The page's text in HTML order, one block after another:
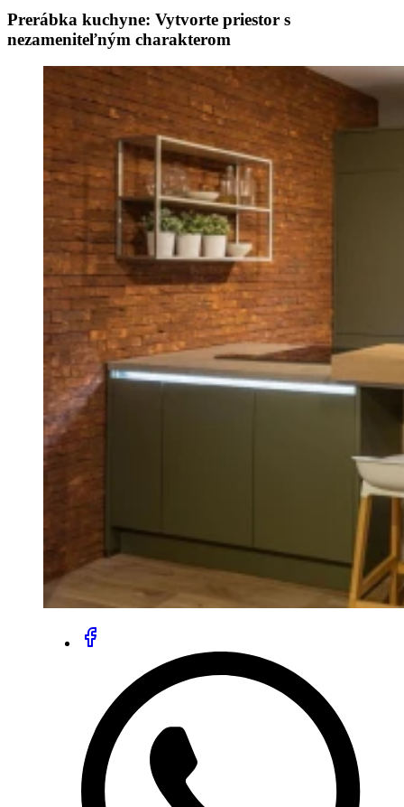
Prerábka kuchyne: Vytvorte priestor s
nezameniteľným charakterom